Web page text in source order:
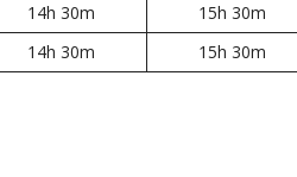
14h 30m
15h 30m
14h 30m 15h 30m